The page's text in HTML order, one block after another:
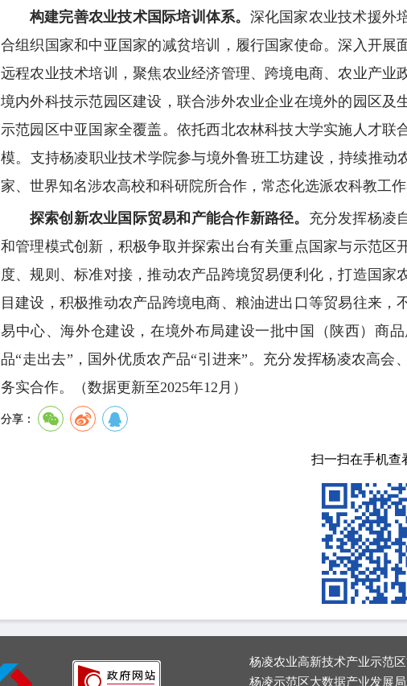
构建完善农业技术国际培训体系。 深化国家农业技术援外
合组织国家和中亚国家的减贫培训，履行国家使命。深入开
远程农业技术培训，聚焦农业经济管理、跨境电商、农业产
境内外科技示范园区建设，联合涉外农业企业在境外的园区
示范园区中亚国家全覆盖。依托西北农林科技大学实施人才
模。支持杨凌职业技术学院参与境外鲁班工坊建设，持续推动
家、世界知名涉农高校和科研院所合作，常态化选派农科教工
探索创新农业国际贸易和产能合作新路径。 充分发挥杨凌
和管理模式创新，积极争取并探索出台有关重点国家与示范区
度、规则、标准对接，推动农产品跨境贸易便利化，打造国
目建设，积极推动农产品跨境电商、粮油进出口等贸易往来，
易中心、海外仓建设，在境外布局建设一批中国（陕西）商
品“走出去”，国外优质农产品“引进来”。充分发挥杨凌农高会
务实合作。（数据更新至2025年12月）
分享：
扫一扫在手机查
杨凌农业高新技术产业示范
杨凌示范区大数据产业发展